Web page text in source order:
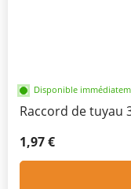
Disponible
Raccord de tuyau
1,97 €